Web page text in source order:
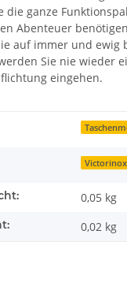
die ganze
Abenteuer
auf immer und ewig
Sie nie wieder
eingehen.
Victorinox
0,05 kg
0,02 kg